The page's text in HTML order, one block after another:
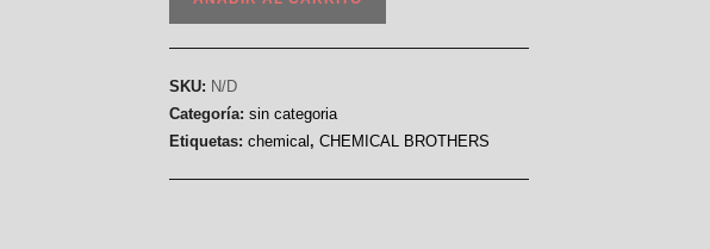
SKU: N/D
Categoría:sin categoria
Etiquetas:chemical ,CHEMICAL BROTHERS